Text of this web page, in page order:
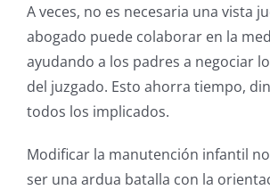
A veces, no es necesaria una vista
abogado puede colaborar en la
ayudando a los padres a negociar
del juzgado. Esto ahorra tiempo,
todos los implicados.
Modificar la manutención infantil
ser una ardua batalla con la